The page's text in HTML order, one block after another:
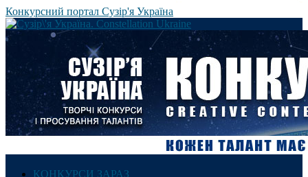
Конкурсний портал Сузір'я Україна
КОНКУРСИ ЗАРАЗ